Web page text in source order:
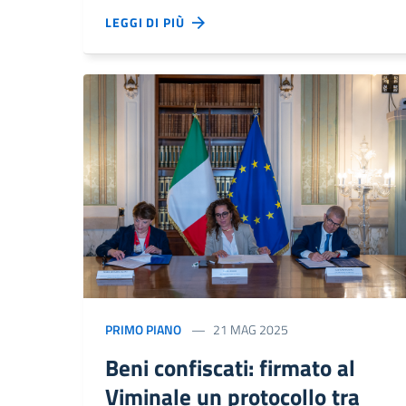
LEGGI DI PIÙ
PRIMO PIANO 21 MAG 2025
Beni confiscati: firmato al
Viminale un protocollo tra